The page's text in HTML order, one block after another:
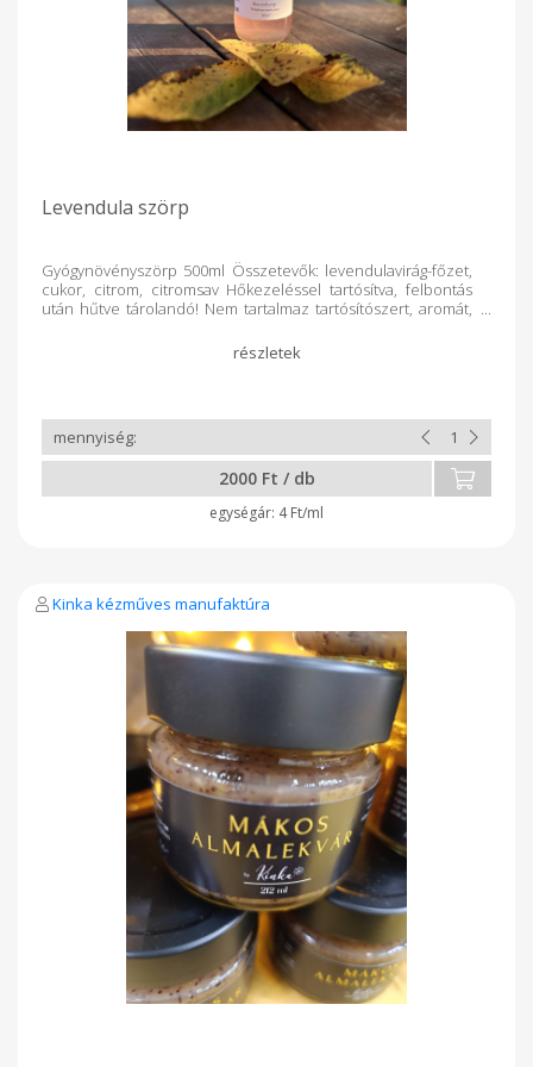
Levendula szörp
Gyógynövényszörp 500ml Összetevők: levendulavirág-főzet,
cukor, citrom, citromsav Hőkezeléssel tartósítva, felbontás
után hűtve tárolandó! Nem tartalmaz tartósítószert, aromát,
gyógynövény, de ideális alapanyag szörpökhöz amelynek
kellemes virágillata és enyhe, virágos íze van. Illat és íz: A
tulajdonságok: A levendula nyugtató hatású,
mindemelllett számos egészségügyi előnnyel is járhat, mint
például a stresszcsökkentés és az alvásjavítás. A levendula
szörp kiváló választás lehet azoknak, akik szeretik az egyedi
ízeket és az aromás italokat.
2000 Ft / db
4 Ft/ml
Kinka kézműves manufaktúra